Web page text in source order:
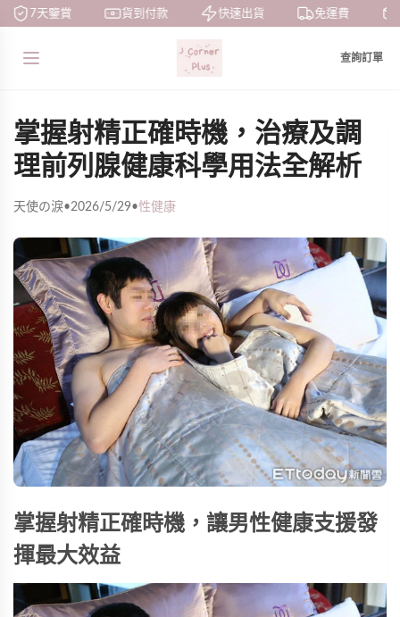
7天鑒賞 貨到付款 快速出貨 免運費
查詢訂單
掌握射精正確時機，治療及調
理前列腺健康科學用法全解析
天使の淚•2026/5/29•性健康
掌握射精正確時機，讓男性健康支援發
揮最大效益